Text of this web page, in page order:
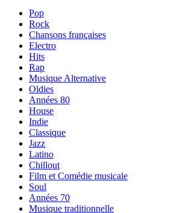
Pop
Rock
Chansons françaises
Electro
Hits
Rap
Musique Alternative
Oldies
Années 80
House
Indie
Classique
Jazz
Latino
Chillout
Film et Comédie musicale
Soul
Années 70
Musique traditionnelle